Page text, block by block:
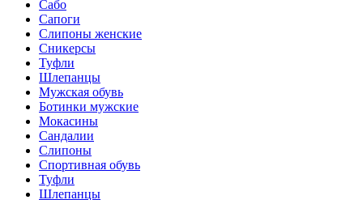
Сабо
Сапоги
Слипоны женские
Сникерсы
Туфли
Шлепанцы
Мужская обувь
Ботинки мужские
Мокасины
Сандалии
Слипоны
Спортивная обувь
Туфли
Шлепанцы